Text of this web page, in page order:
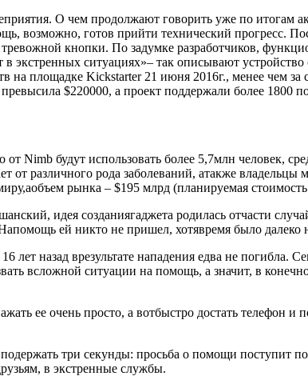
О чем продолжают говорить уже по итогам
возможно, готов прийти технический прогресс.
кнопки. По задумке разработчиков,
ситуациях»– так описывают устройство
площадке Kickstarter 21 июня 2016г., менее чем за
$220000, а проект поддержали более 1800
Nimb будут использовать более 5,7млн человек,
различного рода заболеваний, атакже владельцы
рынка – $195 млрд (планируемая стоимость
идея созданиягаджета родилась отчасти
ей никто не пришел, хотявремя было далеко
лет назад врезультате нападения едва не погибла.
всложной ситуации на помощь, а значит, в
ее очень просто, а вотбыстро достать телефон и
три секунды: просьба о помощи поступит
в экстренные службы.